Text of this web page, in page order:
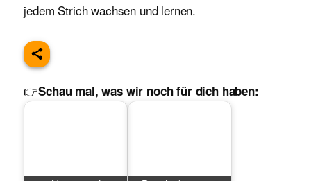
jedem Strich wachsen und lernen.
👉Schau mal, was wir noch für dich haben: